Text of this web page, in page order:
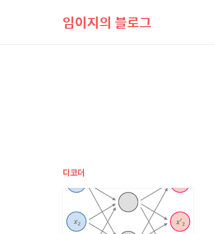
임이지의 블로그
디코더